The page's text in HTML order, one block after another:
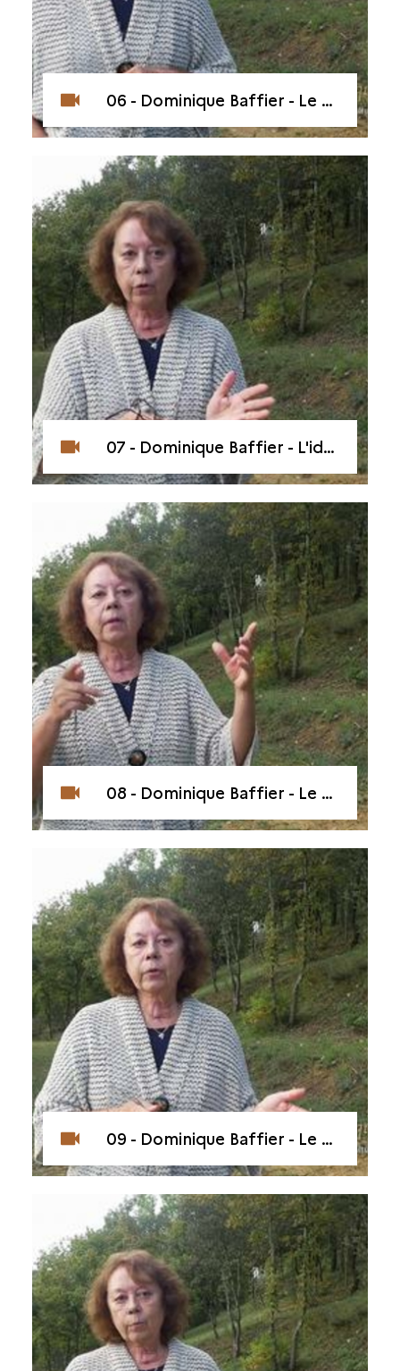
06 - Dominique Baffier - Le secteur Rouge et le panneau des Points-Paumes
07 - Dominique Baffier - L'identification des points-paumes
08 - Dominique Baffier - Le secteur Rouge et le secteur Noir
09 - Dominique Baffier - Le rouge, le noir... et le blanc ?